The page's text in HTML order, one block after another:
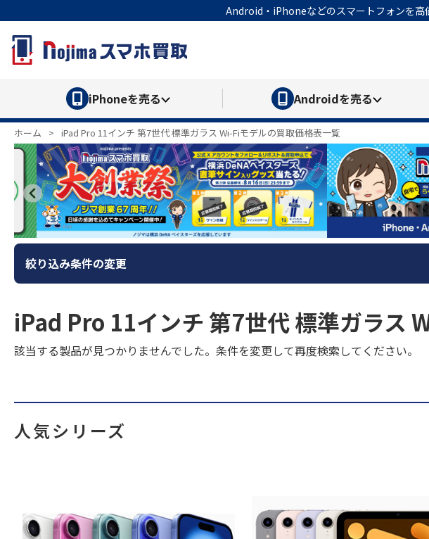
Android・iPhoneなどのスマートフォンを高
iPhoneを売る Androidを売る
ホーム > iPad Pro 11インチ 第7世代 標準ガラス Wi-Fiモデルの買取価格表一覧
絞り込み条件の変更
iPad Pro 11インチ 第7世代 標準ガラス
該当する製品が見つかりませんでした。条件を変更して再度検索してください。
人気シリーズ